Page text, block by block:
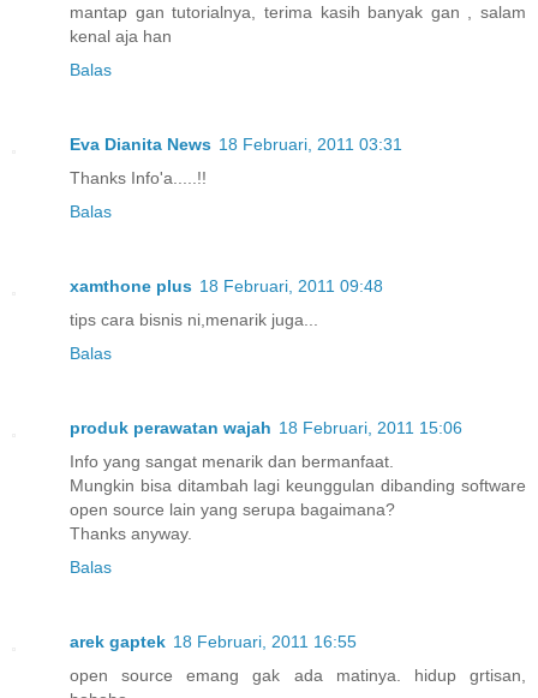
mantap gan tutorialnya, terima kasih banyak gan , salam
kenal aja han
Balas
Eva Dianita News 18 Februari, 2011 03:31
Thanks Info'a.....!!
Balas
xamthone plus 18 Februari, 2011 09:48
tips cara bisnis ni,menarik juga...
Balas
produk perawatan wajah 18 Februari, 2011 15:06
Info yang sangat menarik dan bermanfaat.
Mungkin bisa ditambah lagi keunggulan dibanding software
open source lain yang serupa bagaimana?
Thanks anyway.
Balas
arek gaptek 18 Februari, 2011 16:55
open source emang gak ada matinya. hidup grtisan,